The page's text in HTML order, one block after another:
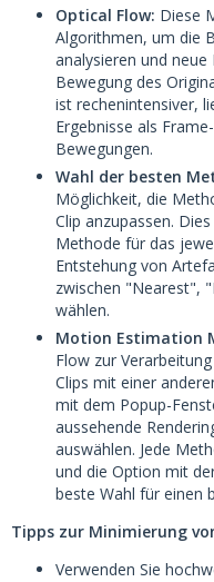
Optical Flow: Diese
Algorithmen, um die
analysieren und
Bewegung des
ist rechenintensiver,
Ergebnisse als
Bewegungen.
Wahl der besten
Möglichkeit, die
Clip anzupassen.
Methode für das
Entstehung von
zwischen "Nearest",
wählen.
Motion Estimation
Flow zur
Clips mit einer
mit dem Popup-
aussehende
auswählen. Jede
und die Option mit
beste Wahl für einen
Tipps zur Minimierung
Verwenden Sie